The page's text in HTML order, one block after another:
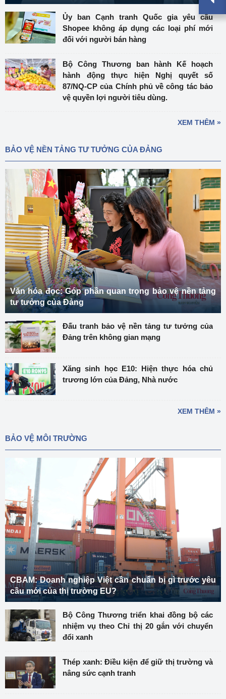
Ủy ban Cạnh tranh Quốc gia yêu cầu
Shopee không áp dụng các loại phí mới
đối với người bán hàng
Bộ Công Thương ban hành Kế hoạch
hành động thực hiện Nghị quyết số
87/NQ-CP của Chính phủ về công tác bảo
vệ quyền lợi người tiêu dùng.
XEM THÊM »
BẢO VỆ NỀN TẢNG TƯ TƯỞNG CỦA ĐẢNG
Văn hóa đọc: Góp phần quan trọng bảo vệ nền tảng
tư tưởng của Đảng
Đấu tranh bảo vệ nền tảng tư tưởng của
Đảng trên không gian mạng
Xăng sinh học E10: Hiện thực hóa chủ
trương lớn của Đảng, Nhà nước
XEM THÊM »
BẢO VỆ MÔI TRƯỜNG
CBAM: Doanh nghiệp Việt cần chuẩn bị gì trước yêu
cầu mới của thị trường EU?
Bộ Công Thương triển khai đồng bộ các
nhiệm vụ theo Chỉ thị 20 gắn với chuyển
đổi xanh
Thép xanh: Điều kiện để giữ thị trường và
nâng sức cạnh tranh